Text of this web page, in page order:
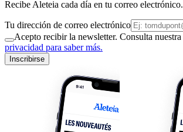
Recibe Aleteia cada día en tu correo electrónico.
Tu dirección de correo electrónico
Acepto recibir la newsletter. Consulta nuestra
privacidad para saber más.
Inscribirse